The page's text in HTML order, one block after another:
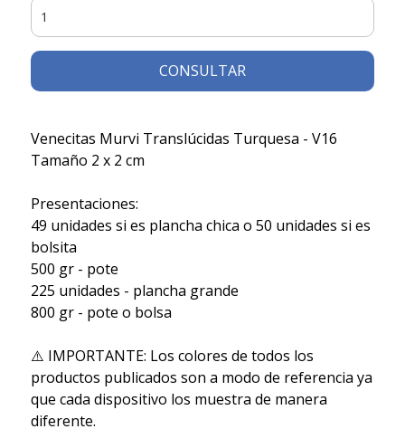
CONSULTAR
Venecitas Murvi Translúcidas Turquesa - V16
Tamaño 2 x 2 cm
Presentaciones:
49 unidades si es plancha chica o 50 unidades si es
bolsita
500 gr - pote
225 unidades - plancha grande
800 gr - pote o bolsa
⚠️ IMPORTANTE: Los colores de todos los
productos publicados son a modo de referencia ya
que cada dispositivo los muestra de manera
diferente.